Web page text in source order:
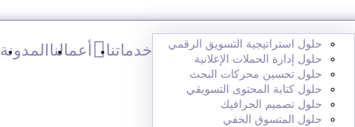
خدماتنا
حلول استراتيجية التسويق الرقمي
حلول إدارة الحملات الإعلانية
حلول تحسين محركات البحث
حلول كتابة المحتوى التسويقي
حلول تصميم الجرافيك
حلول المتسوق الخفي
أعمالنا المدونة